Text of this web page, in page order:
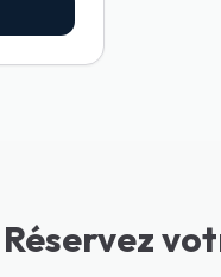
Réservez